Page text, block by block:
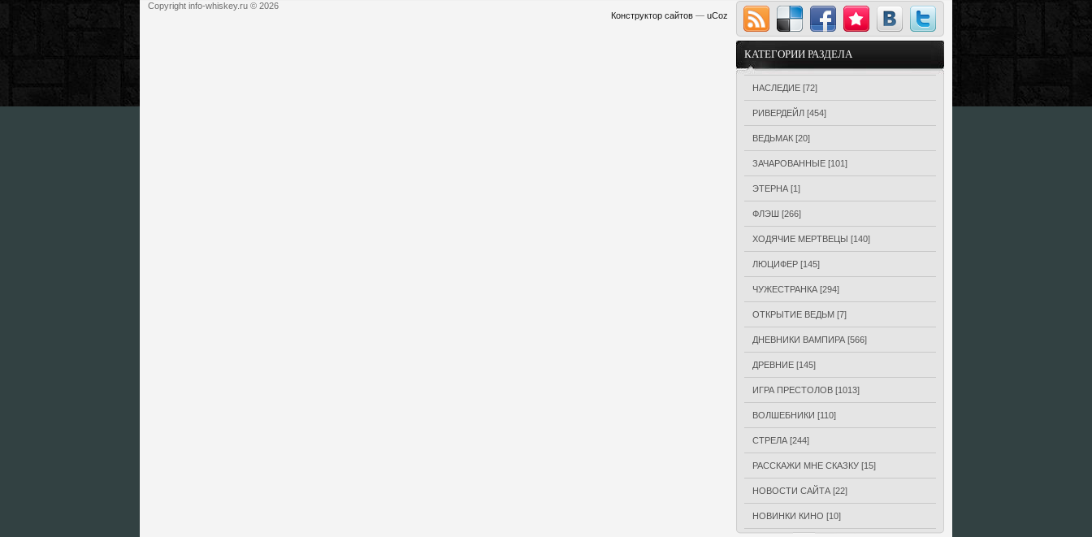
КАТЕГОРИИ РАЗДЕЛА
НАСЛЕДИЕ [72]
РИВЕРДЕЙЛ [454]
ВЕДЬМАК [20]
ЗАЧАРОВАННЫЕ [101]
ЭТЕРНА [1]
ФЛЭШ [266]
ХОДЯЧИЕ МЕРТВЕЦЫ [140]
ЛЮЦИФЕР [145]
ЧУЖЕСТРАНКА [294]
ОТКРЫТИЕ ВЕДЬМ [7]
ДНЕВНИКИ ВАМПИРА [566]
ДРЕВНИЕ [145]
ИГРА ПРЕСТОЛОВ [1013]
ВОЛШЕБНИКИ [110]
СТРЕЛА [244]
РАССКАЖИ МНЕ СКАЗКУ [15]
НОВОСТИ САЙТА [22]
НОВИНКИ КИНО [10]
Copyright info-whiskey.ru © 2026
Конструктор сайтов — uCoz